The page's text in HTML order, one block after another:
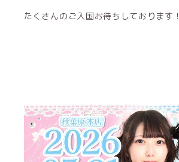
たくさんのご入国お待ちしております！